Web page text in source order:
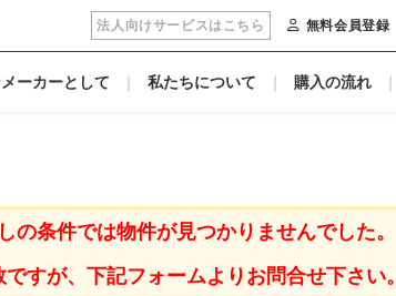
法人向けサービスはこちら 無料会員登録
ーカーとして 私たちについて 購入の流れ
の条件では物件が見つかりませんでした。
ですが、下記フォームよりお問合せ下さい。